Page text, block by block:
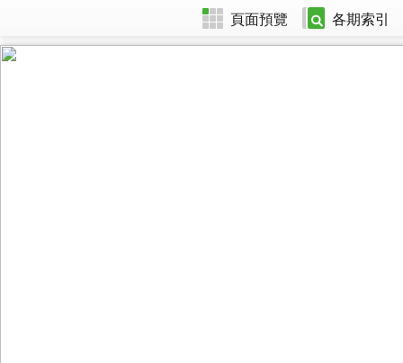
頁面預覽 各期索引